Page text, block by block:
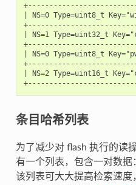
| NS=0 Type=uint8_t
| NS=1 Type=uint32_t
| NS=0 Type=uint8_t
| NS=2 Type=uint16_t
条目哈希列表
为了减少对 flash 执行的读
有一个列表，包含一对数据
该列表可大大提高检索速